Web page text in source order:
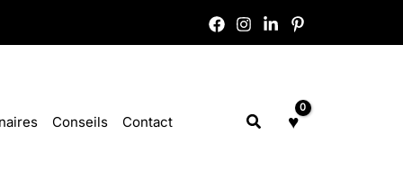
Conseils Contact Rechercher